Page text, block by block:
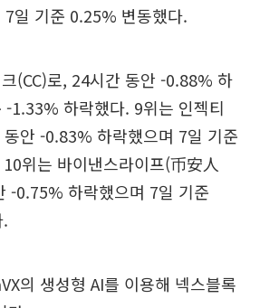
일 기준 0.25% 변동했다.
(CC)로, 24시간 동안 -0.88% 하
-1.33% 하락했다. 9위는 인젝티
안 -0.83% 하락했으며 7일 기준
위는 바이낸스라이프(币安人
-0.75% 하락했으며 7일 기준
의 생성형 AI를 이용해 넥스블록